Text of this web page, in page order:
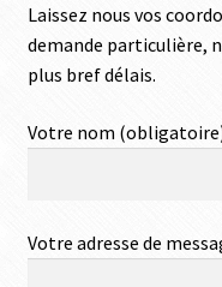
Laissez nous vos
demande particulière,
plus bref délais.
Votre nom
Votre adresse de